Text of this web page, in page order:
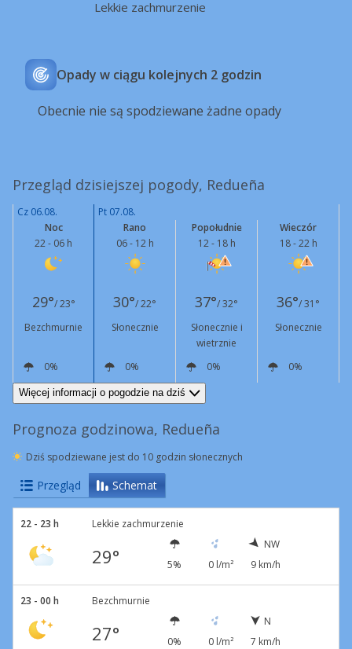
Lekkie zachmurzenie
Opady w ciągu kolejnych 2 godzin
Obecnie nie są spodziewane żadne opady
Przegląd dzisiejszej pogody, Redueña
Cz 06.08.
Pt 07.08.
Noc
22 - 06 h
Rano
06 - 12 h
Popołudnie
12 - 18 h
Wieczór
18 - 22 h
29°/ 23° 30°/ 22° 37°/ 32° 36°/ 31°
Bezchmurnie
Słonecznie
Słonecznie i
wietrznie
Słonecznie
0% 0% 0%
0%
NW
7 km/h NW
6 km/h
Więcej informacji o pogodzie na dziś
Prognoza godzinowa, Redueña
Dziś spodziewane jest do 10 godzin słonecznych
Przegląd Schemat
22 - 23 h Lekkie zachmurzenie
29° 5% 0 l/m²
NW
9 km/h
23 - 00 h Bezchmurnie
27° 0% 0 l/m²
N
7 km/h